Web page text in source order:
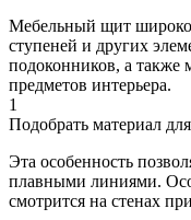
Мебельный щит широко
ступеней и других
подоконников, а также
предметов интерьера.
1
Подобрать материал
Эта особенность
плавными линиями.
смотрится на стенах